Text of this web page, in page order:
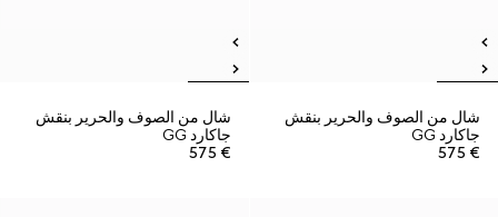
شال من الصوف والحرير بنقش
جاكارد GG
€ 575
شال من الصوف والحرير بنقش
جاكارد GG
€ 575